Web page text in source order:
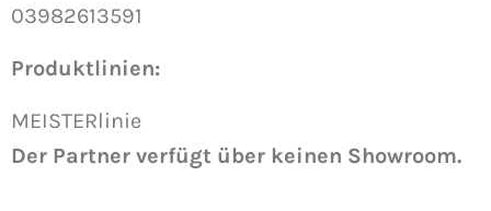
03982613591
Produktlinien:
MEISTERlinie
Der Partner verfügt über keinen Showroom.